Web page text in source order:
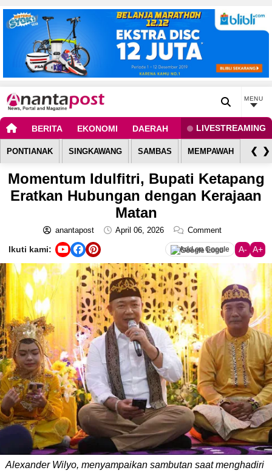
MENU
BERITA EKONOMI DAERAH BOLA SPORT
LIVESTREAMING
PONTIANAK SINGKAWANG SAMBAS MEMPAWAH ❮ ❯
Momentum Idulfitri, Bupati Ketapang
Eratkan Hubungan dengan Kerajaan
Matan
anantapost April 06, 2026 Comment
Ikuti kami: Add on Google A- A+
Alexander Wilyo, menyampaikan sambutan saat menghadiri